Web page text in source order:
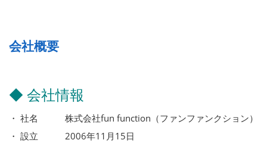
会社概要
◆ 会社情報
・ 社名 株式会社fun function（ファンファンクション）
・ 設立 2006年11月15日